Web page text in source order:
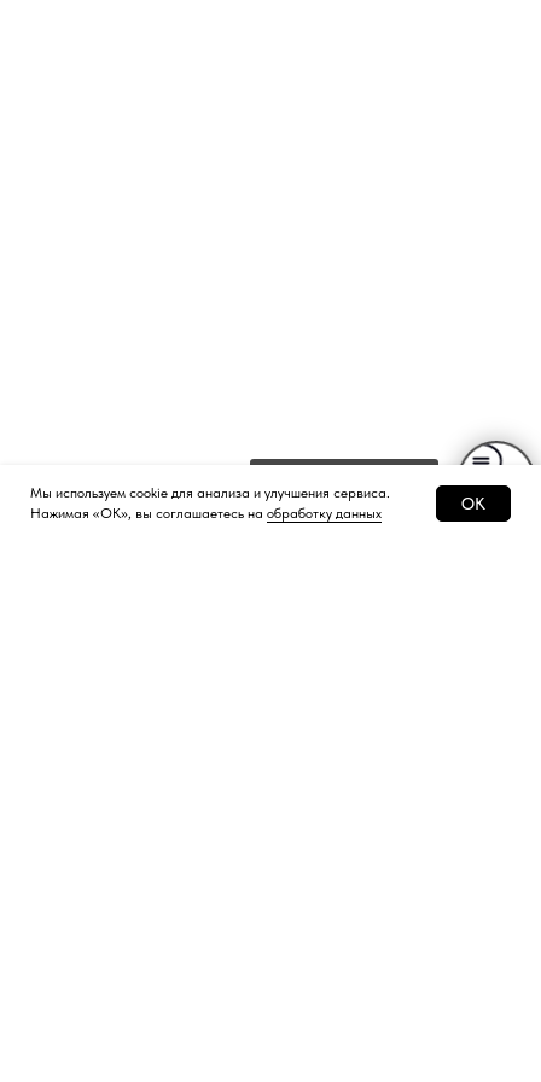
Мы используем cookie для анализа и улучшения сервиса.
Нажимая «ОК», вы соглашаетесь на обработку данных
OK